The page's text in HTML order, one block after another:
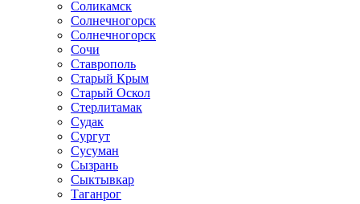
Соликамск
Солнечногорск
Солнечногорск
Сочи
Ставрополь
Старый Крым
Старый Оскол
Стерлитамак
Судак
Сургут
Сусуман
Сызрань
Сыктывкар
Таганрог